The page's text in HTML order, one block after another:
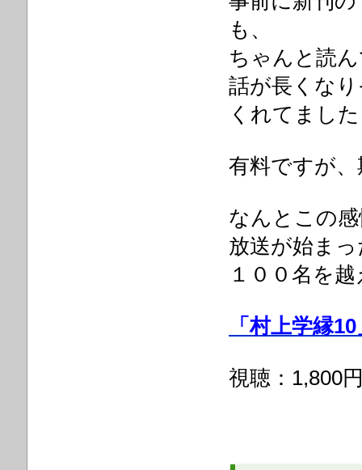
も、
ちゃんと読
話が長くな
くれてました
有料ですが
なんとこの
放送が始ま
１００名を
「村上学縁
視聴：1,800